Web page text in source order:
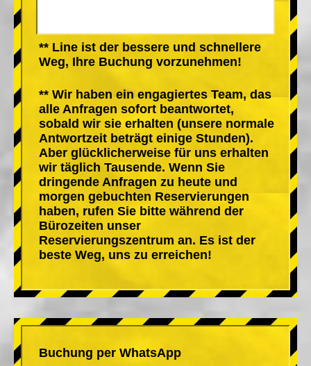
** Line ist der bessere und schnellere
Weg, Ihre Buchung vorzunehmen!
** Wir haben ein engagiertes Team, das
alle Anfragen sofort beantwortet,
sobald wir sie erhalten (unsere normale
Antwortzeit beträgt einige Stunden).
Aber glücklicherweise für uns erhalten
wir täglich Tausende. Wenn Sie
dringende Anfragen zu heute und
morgen gebuchten Reservierungen
haben, rufen Sie bitte während der
Bürozeiten unser
Reservierungszentrum an. Es ist der
beste Weg, uns zu erreichen!
Buchung per WhatsApp